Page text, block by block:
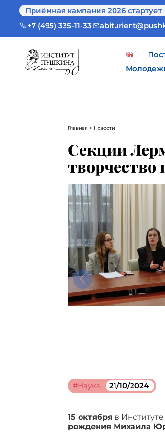
Приёмная кампания 2026
+7 (495) 335-11-33
Главная > Новости
Секции
творчество
#Наука 21/10/2024
15 октября в
рождения Михаила